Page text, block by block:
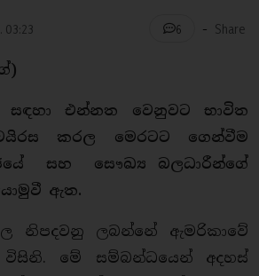
6 - Share
එන්නත වෙනුවට භාවිත
කරල මෙරටට ගෙන්වීම
සහ සෞඛ්‍ය බලධාරීන්ගේ
ඇත.
නිපදවනු ලබන්නේ ඇමරිකාවේ
මේ සම්බන්ධයෙන් අදහස්